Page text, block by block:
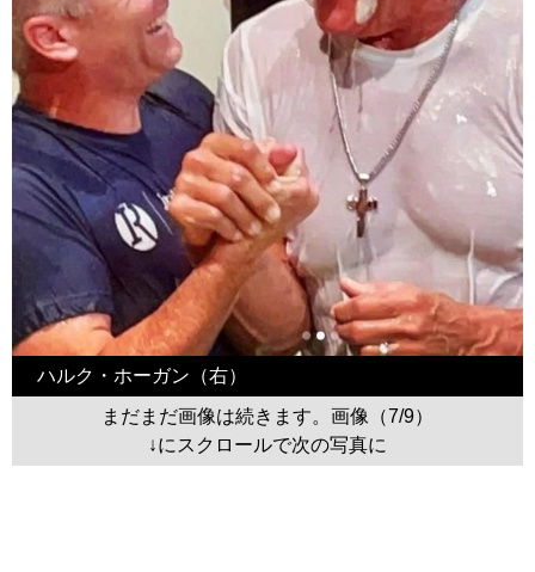
ハルク・ホーガン（右）
まだまだ画像は続きます。画像（7/9）
↓にスクロールで次の写真に